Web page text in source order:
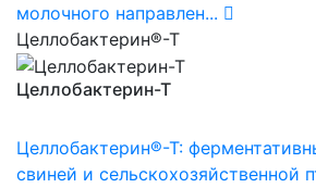
молочного направлен...
Целлобактерин®-Т
Целлобактерин-Т
Целлобактерин®-Т:
свиней и сельскохозяйственной